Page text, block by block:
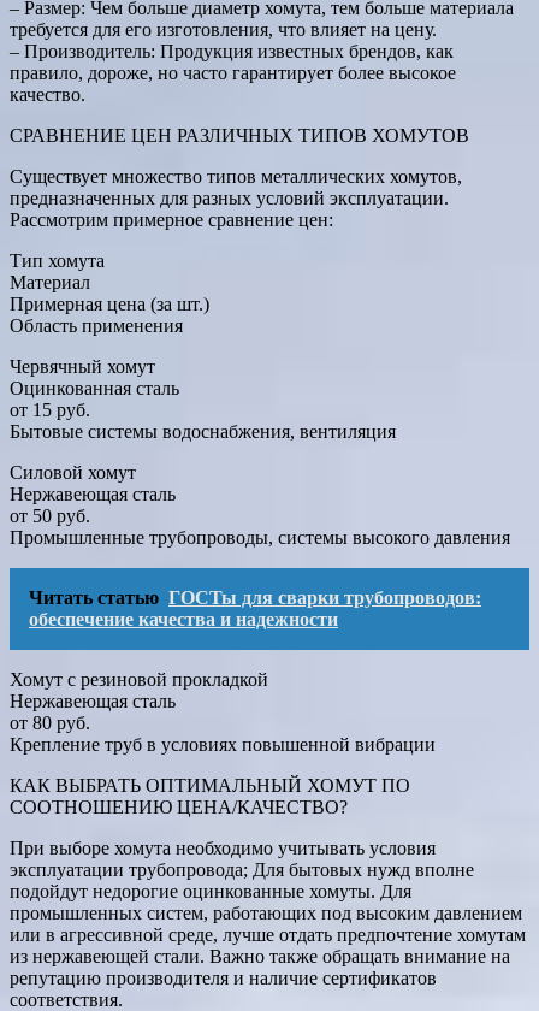
– Размер: Чем больше диаметр хомута, тем больше материала
требуется для его изготовления, что влияет на цену.
– Производитель: Продукция известных брендов, как
правило, дороже, но часто гарантирует более высокое
качество.
СРАВНЕНИЕ ЦЕН РАЗЛИЧНЫХ ТИПОВ ХОМУТОВ
Существует множество типов металлических хомутов,
предназначенных для разных условий эксплуатации.
Рассмотрим примерное сравнение цен:
Тип хомута
Материал
Примерная цена (за шт.)
Область применения
Червячный хомут
Оцинкованная сталь
от 15 руб.
Бытовые системы водоснабжения, вентиляция
Силовой хомут
Нержавеющая сталь
от 50 руб.
Промышленные трубопроводы, системы высокого давления
Читать статью ГОСТы для сварки трубопроводов:
обеспечение качества и надежности
Хомут с резиновой прокладкой
Нержавеющая сталь
от 80 руб.
Крепление труб в условиях повышенной вибрации
КАК ВЫБРАТЬ ОПТИМАЛЬНЫЙ ХОМУТ ПО
СООТНОШЕНИЮ ЦЕНА/КАЧЕСТВО?
При выборе хомута необходимо учитывать условия
эксплуатации трубопровода; Для бытовых нужд вполне
подойдут недорогие оцинкованные хомуты. Для
промышленных систем, работающих под высоким давлением
или в агрессивной среде, лучше отдать предпочтение хомутам
из нержавеющей стали. Важно также обращать внимание на
репутацию производителя и наличие сертификатов
соответствия.